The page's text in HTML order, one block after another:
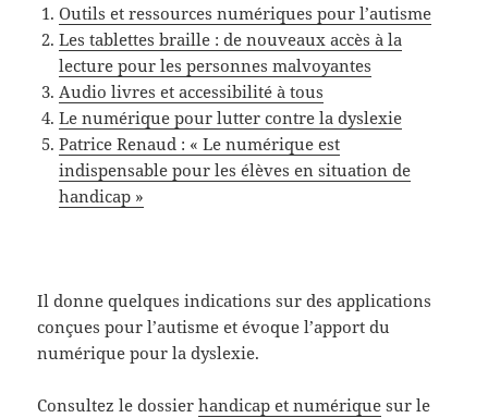
Outils et ressources numériques pour l’autisme
Les tablettes braille : de nouveaux accès à la
lecture pour les personnes malvoyantes
Audio livres et accessibilité à tous
Le numérique pour lutter contre la dyslexie
Patrice Renaud : « Le numérique est
indispensable pour les élèves en situation de
handicap »
Il donne quelques indications sur des applications
conçues pour l’autisme et évoque l’apport du
numérique pour la dyslexie.
Consultez le dossierhandicap et numérique sur le